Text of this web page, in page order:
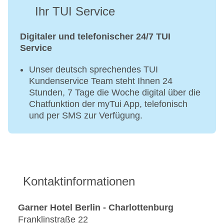
Ihr TUI Service
Digitaler und telefonischer 24/7 TUI
Service
Unser deutsch sprechendes TUI
Kundenservice Team steht Ihnen 24
Stunden, 7 Tage die Woche digital über die
Chatfunktion der myTui App, telefonisch
und per SMS zur Verfügung.
Kontaktinformationen
Garner Hotel Berlin - Charlottenburg
Franklinstraße 22